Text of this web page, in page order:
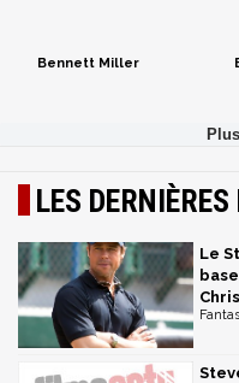
Bennett Miller
LES DERNIÈRES
Le